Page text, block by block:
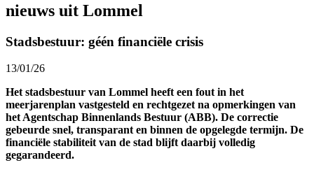
nieuws uit Lommel
Stadsbestuur: géén financiële crisis
13/01/26
Het stadsbestuur van Lommel heeft een fout in het
meerjarenplan vastgesteld en rechtgezet na opmerkingen van
het Agentschap Binnenlands Bestuur (ABB). De correctie
gebeurde snel, transparant en binnen de opgelegde termijn. De
financiële stabiliteit van de stad blijft daarbij volledig
gegarandeerd.